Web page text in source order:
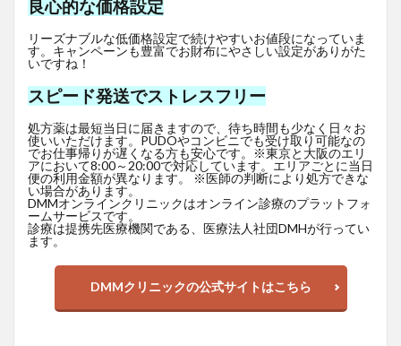
良心的な価格設定
リーズナブルな低価格設定で続けやすいお値段になっていま
す。キャンペーンも豊富でお財布にやさしい設定がありがた
いですね！
スピード発送でストレスフリー
処方薬は最短当日に届きますので、待ち時間も少なく日々お
使いいただけます。PUDOやコンビニでも受け取り可能なの
でお仕事帰りが遅くなる方も安心です。※東京と大阪のエリ
アにおいて8:00～20:00で対応しています。エリアごとに当日
便の利用金額が異なります。 ※医師の判断により処方できな
い場合があります。
DMMオンラインクリニックはオンライン診療のプラットフォ
ームサービスです。
診療は提携先医療機関である、医療法人社団DMHが行ってい
ます。
DMMクリニックの公式サイトはこちら